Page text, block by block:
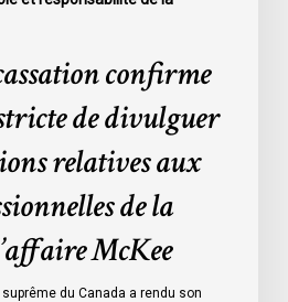
confirme
de divulguer
relatives aux
de la
McKee
du Canada a rendu son